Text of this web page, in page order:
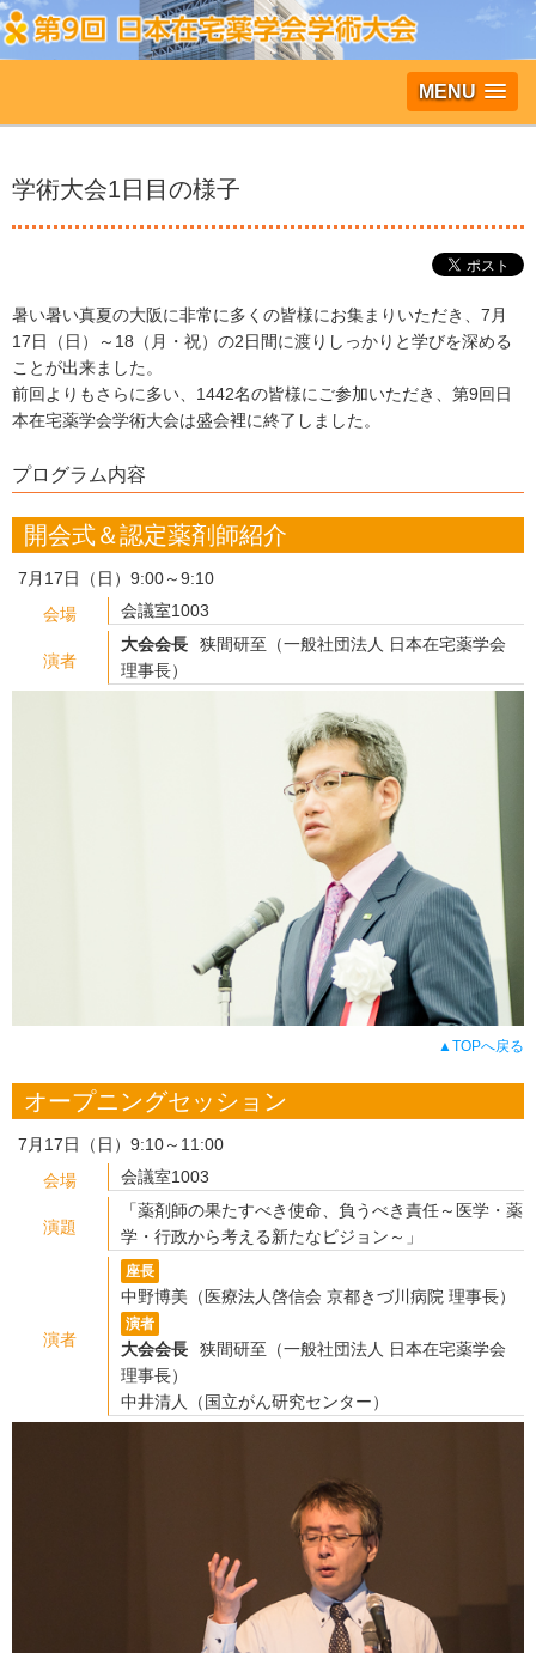
MENU
学術大会1日目の様子
暑い暑い真夏の大阪に非常に多くの皆様にお集まりいただき、7月
17日（日）～18（月・祝）の2日間に渡りしっかりと学びを深める
ことが出来ました。
前回よりもさらに多い、1442名の皆様にご参加いただき、第9回日
本在宅薬学会学術大会は盛会裡に終了しました。
プログラム内容
開会式＆認定薬剤師紹介
7月17日（日）9:00～9:10
会場
会議室1003
演者
大会会長
狭間研至（一般社団法人 日本在宅薬学会
理事長）
▲TOPへ戻る
オープニングセッション
7月17日（日）9:10～11:00
会場
会議室1003
演題
「薬剤師の果たすべき使命、負うべき責任～医学・薬
学・行政から考える新たなビジョン～」
演者
座長
中野博美（医療法人啓信会 京都きづ川病院 理事長）
演者
大会会長
狭間研至（一般社団法人 日本在宅薬学会
理事長）
中井清人（国立がん研究センター）